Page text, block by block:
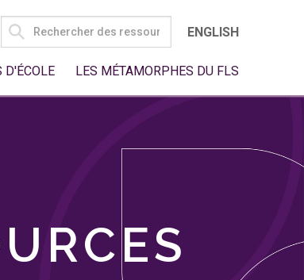
SEARCH
FOR:
ENGLISH
D'ÉCOLE LES MÉTAMORPHES DU FLS